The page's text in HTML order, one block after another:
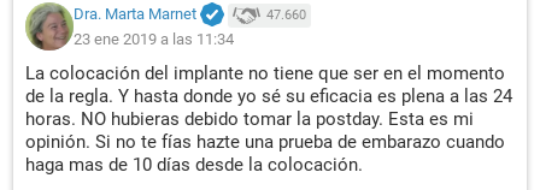
Dra. Marta Marnet 47.660
23 ene 2019 a las 11:34
La colocación del implante no tiene que ser en el momento
de la regla. Y hasta donde yo sé su eficacia es plena a las 24
horas. NO hubieras debido tomar la postday. Esta es mi
opinión. Si no te fías hazte una prueba de embarazo cuando
haga mas de 10 días desde la colocación.